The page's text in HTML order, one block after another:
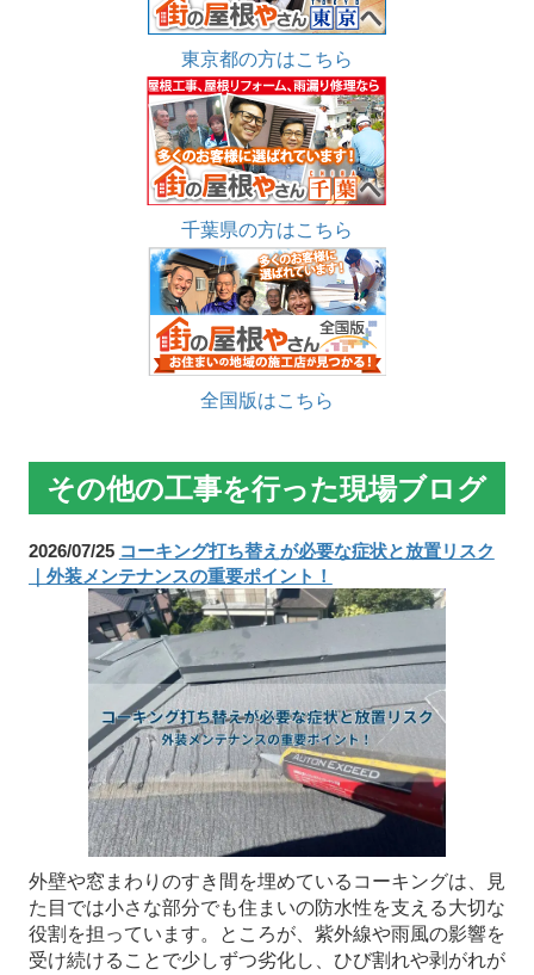
東京都の方はこちら
千葉県の方はこちら
全国版はこちら
その他の工事を行った現場ブログ
2026/07/25 コーキング打ち替えが必要な症状と放置リスク
｜外装メンテナンスの重要ポイント！
外壁や窓まわりのすき間を埋めているコーキングは、見
た目では小さな部分でも住まいの防水性を支える大切な
役割を担っています。ところが、紫外線や雨風の影響を
受け続けることで少しずつ劣化し、ひび割れや剥がれが